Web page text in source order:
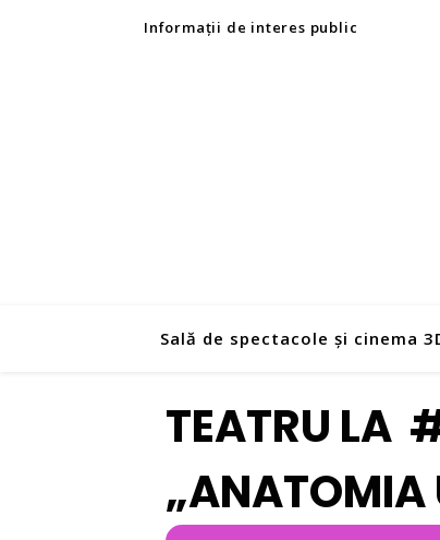
Informații de interes public
Sală de spectacole și cinema
TEATRU LA
„ANATOMIA